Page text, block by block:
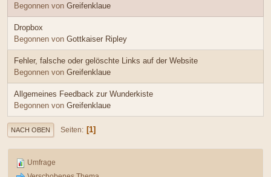
Begonnen von Greifenklaue
Dropbox
Begonnen von Gottkaiser Ripley
Fehler, falsche oder gelöschte Links auf der Website
Begonnen von Greifenklaue
Allgemeines Feedback zur Wunderkiste
Begonnen von Greifenklaue
NACH OBEN Seiten 1
Umfrage